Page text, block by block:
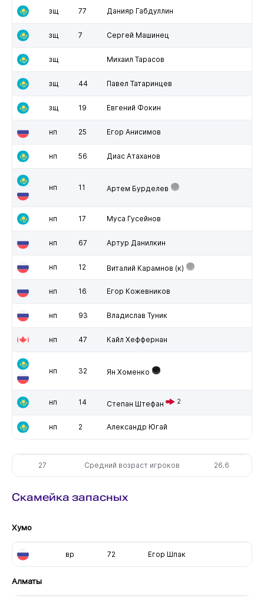
зщ 77 Данияр Габдуллин
зщ 7 Сергей Машинец
зщ Михаил Тарасов
зщ 44 Павел Татаринцев
зщ 19 Евгений Фокин
нп 25 Егор Анисимов
нп 56 Диас Атаханов
нп 11 Артем Бурделев
нп 17 Муса Гусейнов
нп 67 Артур Данилкин
нп 12 Виталий Карамнов (к)
нп 16 Егор Кожевников
нп 93 Владислав Туник
нп 47 Кайл Хеффернан
нп 32 Ян Хоменко
нп 14 Степан Штефан 2
нп 2 Александр Югай
27 Средний возраст игроков 26.6
Скамейка запасных
Хумо
вр 72 Егор Шпак
Алматы